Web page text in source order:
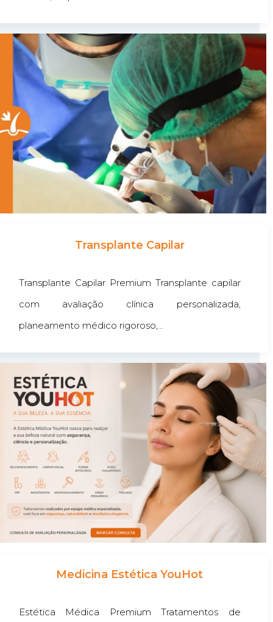
Transplante Capilar
Transplante Capilar Premium Transplante capilar
com avaliação clínica personalizada,
planeamento médico rigoroso,…
Medicina Estética YouHot
Estética Médica Premium Tratamentos de